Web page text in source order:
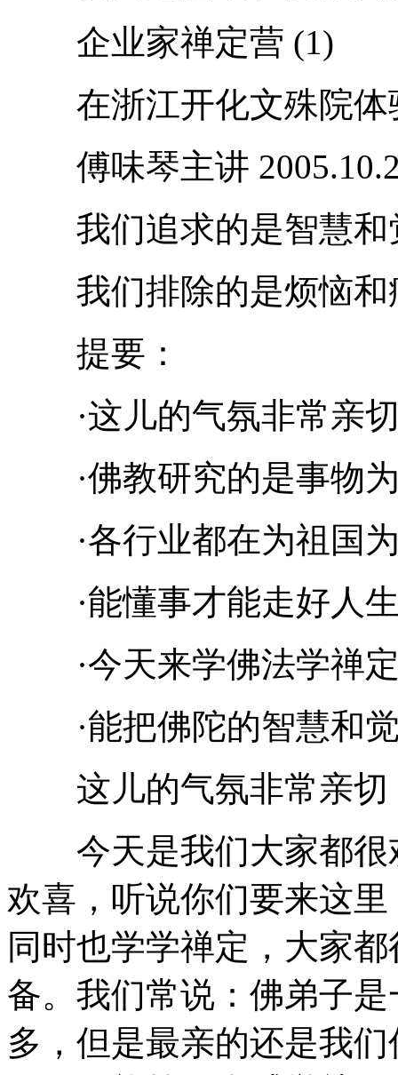
企业家禅定营 (1)
在浙江开化文殊院体
傅味琴主讲
我们追求的是智慧和
我们排除的是烦恼和
提要：
·这儿的气氛非常亲
·佛教研究的是事物为
·各行业都在为祖国为
·能懂事才能走好人
·今天来学佛法学禅定
·能把佛陀的智慧和觉
这儿的气氛非常亲切
今天是我们大家都很
欢喜，听说你们要来这
同时也学学禅定，大家
备。我们常说：佛弟子
多，但是最亲的还是我